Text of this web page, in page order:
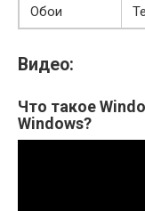
Обои
Видео:
Что такое
Windows?